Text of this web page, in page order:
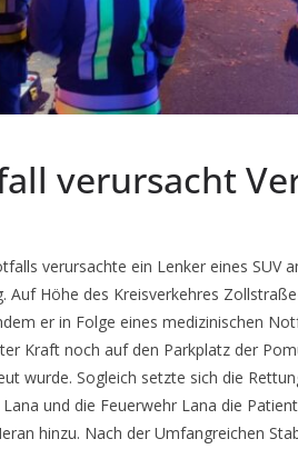
verursacht
verursachte ein Lenker eines SUV
Auf Höhe des Kreisverkehres
er in Folge eines medizinischen
Kraft noch auf den Parkplatz der
wurde. Sogleich setzte sich die
und die Feuerwehr Lana die
hinzu. Nach der Umfangreichen